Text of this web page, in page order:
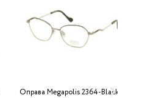
Оправа Megapolis 2364-Black